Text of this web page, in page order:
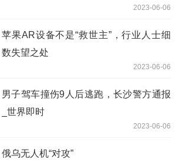
2023-06-06
苹果AR设备不是“救世主”，行业人士细
数失望之处
2023-06-06
男子驾车撞伤9人后逃跑，长沙警方通报
_世界即时
2023-06-06
俄乌无人机“对攻”